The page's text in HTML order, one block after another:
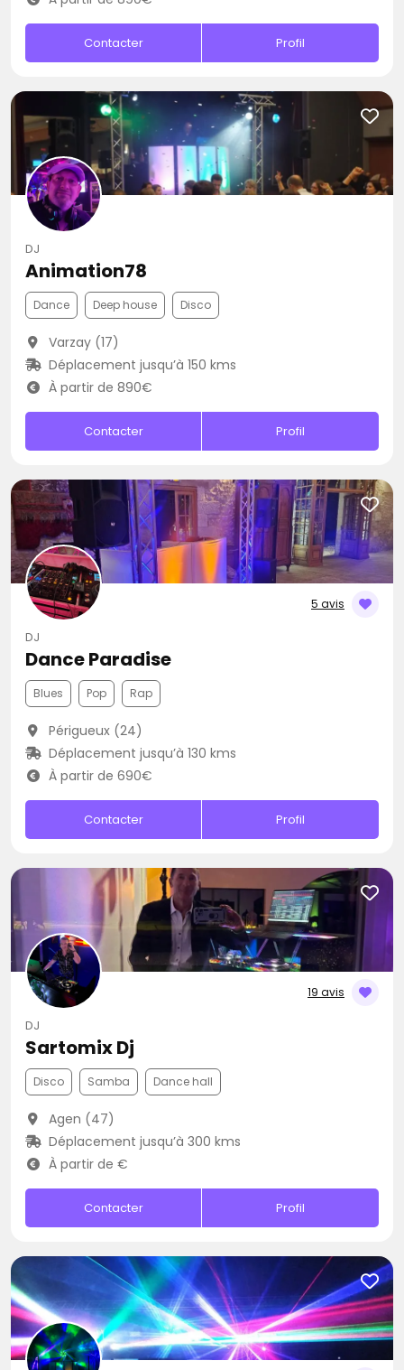
Contacter Profil
DJ
Animation78
Dance Deep house Disco
Varzay (17)
Déplacement jusqu’à 150 kms
À partir de 890€
Contacter Profil
5 avis
DJ
Dance Paradise
Blues Pop Rap
Périgueux (24)
Déplacement jusqu’à 130 kms
À partir de 690€
Contacter Profil
19 avis
DJ
Sartomix Dj
Disco Samba Dance hall
Agen (47)
Déplacement jusqu’à 300 kms
À partir de €
Contacter Profil